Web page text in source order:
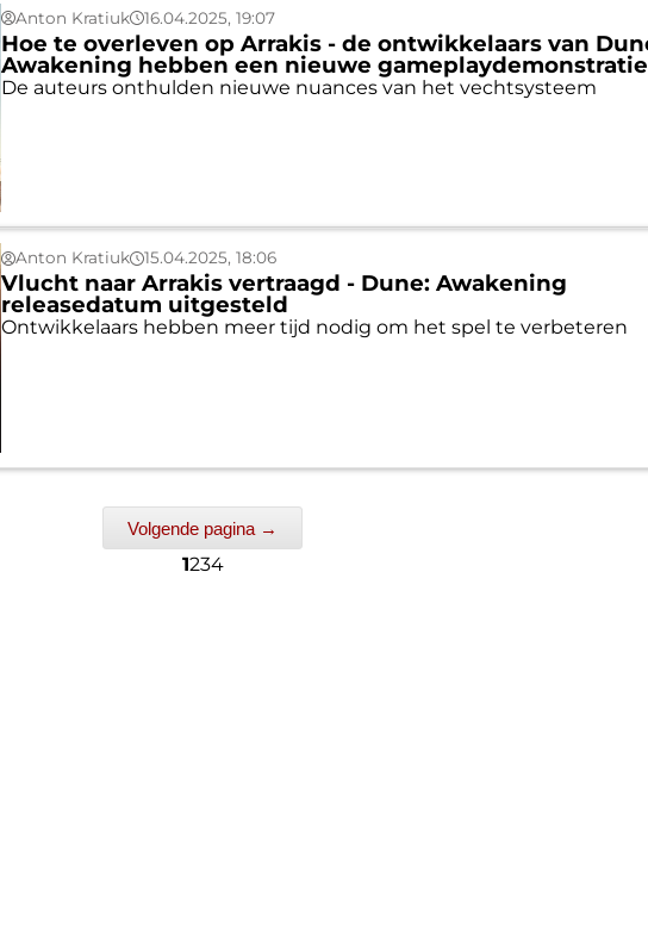
Anton Kratiuk 16.04.2025, 19:07
Hoe te overleven op Arrakis - de ontwikkelaars van
Awakening hebben een nieuwe gameplaydemonstratie
De auteurs onthulden nieuwe nuances van het vechtsysteem
Anton Kratiuk 15.04.2025, 18:06
Vlucht naar Arrakis vertraagd - Dune: Awakening
releasedatum uitgesteld
Ontwikkelaars hebben meer tijd nodig om het spel te verbeteren
Volgende pagina →
1234